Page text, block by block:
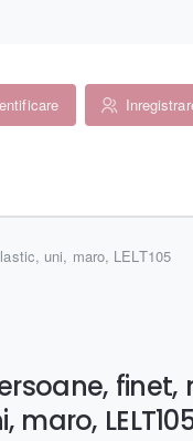
uni, maro, LELT105
maro,